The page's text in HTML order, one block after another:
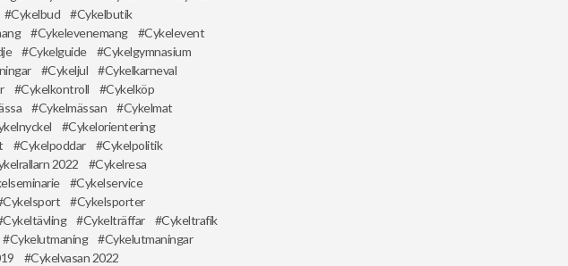
Cykelbud
Cykelbutik
Cykelevenemang
Cykelevent
Cykelguide
Cykelgymnasium
Cykeljul
Cykelkarneval
Cykelkontroll
Cykelköp
Cykelmässan
Cykelmat
Cykelorientering
Cykelpoddar
Cykelpolitik
2022
Cykelresa
Cykelservice
Cykelsport
Cykelsporter
Cykeltävling Cykelträffar
Cykeltrafik
Cykelutmaning
Cykelutmaningar
Cykelvasan 2022